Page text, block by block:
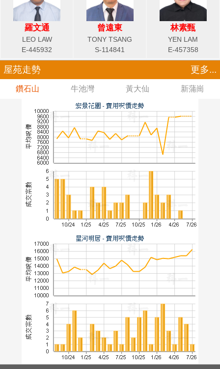
羅文通
LEO LAW
E-445932
曾遠東
TONY TSANG
S-114841
林素甄
YEN LAM
E-457358
屋苑走勢 更多...
鑽石山 牛池灣 黃大仙 新蒲崗